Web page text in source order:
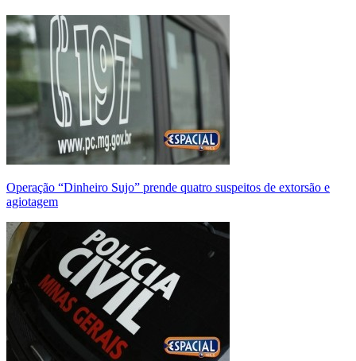
Operação “Dinheiro Sujo” prende quatro suspeitos de extorsão e
agiotagem